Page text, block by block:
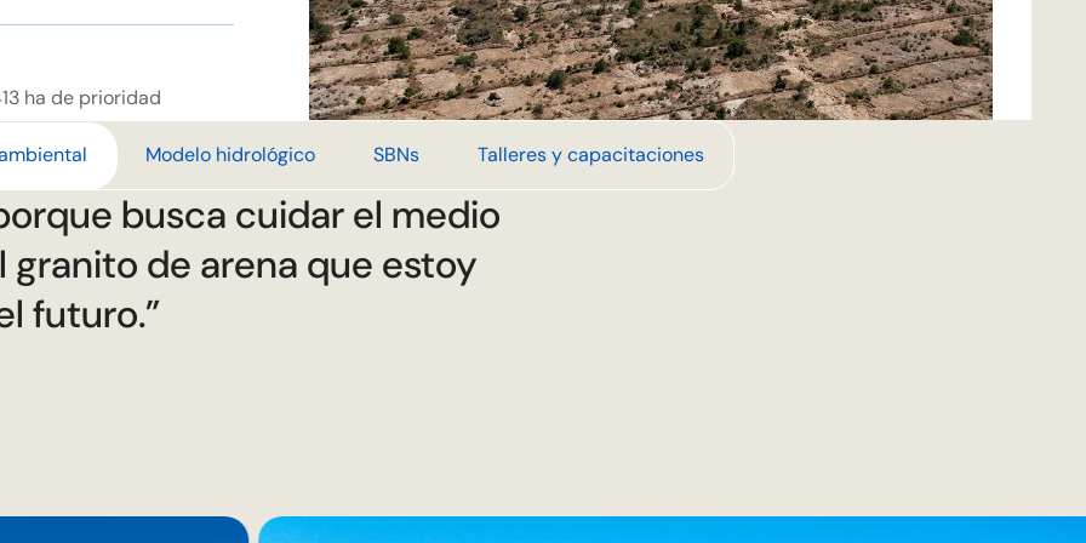
ha de prioridad
para
el comportamiento
la infiltración en
y barreras de
especies nativas.
y selección de
educación ambiental
Modelo hidrológico SBNs Talleres y capacitaciones
busca cuidar el medio
de arena que estoy
futuro.”